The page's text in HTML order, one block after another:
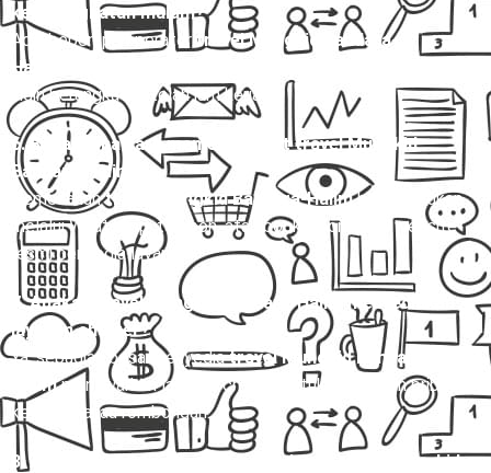
keberangkatan malam?
Ada, beberapa operator travel Mungkid Bandara-
Halim
ingin berangkat setelah jam kerja.
6. Bagaimana cara memesan tiket travel Mungkid
Bandara-Halim?
Pemesanantravel Mungkid Bandara-Halimbisa dilakukan
melalui WhatsApp, telepon, atau booking online di website
resmi penyedia layanan.
7. Apakah travel Mungkid Bandara-Halim menyediakan
layanan charter?
Ya, sebagian besar penyediatravel Mungkid Bandara-
Halimmenawarkan layanan charter untuk perjalanan pribadi,
keluarga, atau rombongan.
8. Apakah bisa membawa barang dalam travel Mungkid